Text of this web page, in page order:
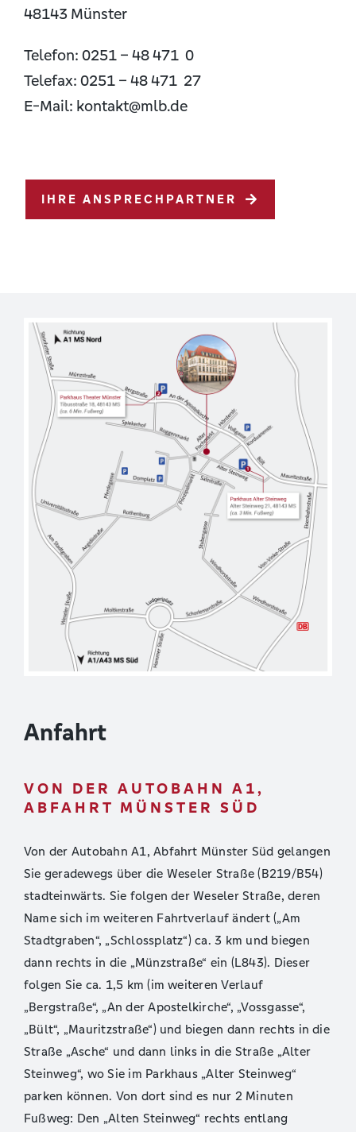
48143 Münster
Telefon: 0251 – 48 471 0
Telefax: 0251 – 48 471 27
E-Mail: kontakt@mlb.de
IHRE ANSPRECHPARTNER
Anfahrt
VON DER AUTOBAHN A1,
ABFAHRT MÜNSTER SÜD
Von der Autobahn A1, Abfahrt Münster Süd gelangen
Sie geradewegs über die Weseler Straße (B219/B54)
stadteinwärts. Sie folgen der Weseler Straße, deren
Name sich im weiteren Fahrtverlauf ändert („Am
Stadtgraben“, „Schlossplatz“) ca. 3 km und biegen
dann rechts in die „Münzstraße“ ein (L843). Dieser
folgen Sie ca. 1,5 km (im weiteren Verlauf
„Bergstraße“, „An der Apostelkirche“, „Vossgasse“,
„Bült“, „Mauritzstraße“) und biegen dann rechts in die
Straße „Asche“ und dann links in die Straße „Alter
Steinweg“, wo Sie im Parkhaus „Alter Steinweg“
parken können. Von dort sind es nur 2 Minuten
Fußweg: Den „Alten Steinweg“ rechts entlang